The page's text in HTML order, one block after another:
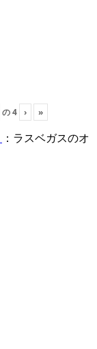
の4 › »
：ラスベガスのオ